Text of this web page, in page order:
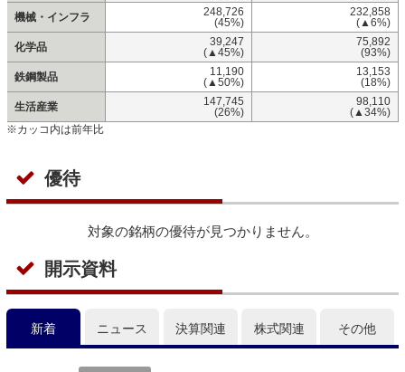
機械・インフラ
248,726
(45%)
232,858
(▲6%)
化学品
39,247
(▲45%)
75,892
(93%)
鉄鋼製品
11,190
(▲50%)
13,153
(18%)
生活産業
147,745
(26%)
98,110
(▲34%)
※カッコ内は前年比
優待
対象の銘柄の優待が見つかりません。
開示資料
新着 ニュース 決算関連 株式関連 その他